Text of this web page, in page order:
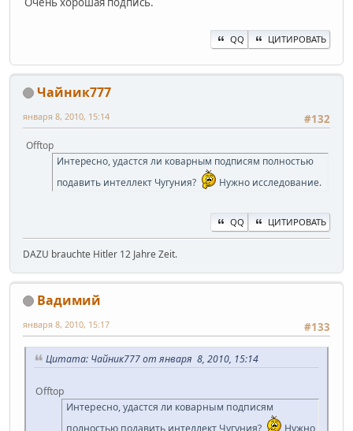
QQ ЦИТИРОВАТЬ
Чайник777
#132
января 8, 2010, 15:14
Offtop
Интересно, удастся ли коварным подписям полностью
подавить интеллект Чугуния?
Нужно исследование.
QQ ЦИТИРОВАТЬ
DAZU brauchte Hitler 12 Jahre Zeit.
Вадимий
#133
января 8, 2010, 15:17
Цитата: Чайник777 от января 8, 2010, 15:14
Offtop
Интересно, удастся ли коварным подписям
полностью подавить интеллект Чугуния?
Нужно